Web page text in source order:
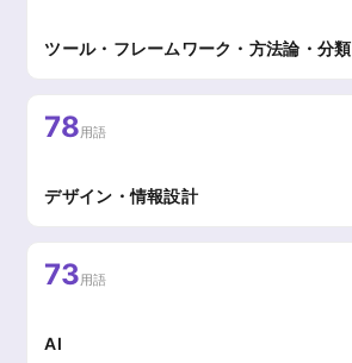
ツール・フレームワーク・方法論・分類
78用語
デザイン・情報設計
73用語
AI